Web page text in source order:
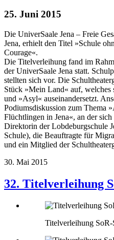
25. Juni 2015
Die UniverSaale Jena – Freie
Jena, erhielt den Titel »Schule
Courage«.
Die Titelverleihung fand im
der UniverSaale Jena statt.
stellten sich vor. Die
Stück »Mein Land« auf,
und »Asyl« auseinandersetzt.
Podiumsdiskussion zum Thema
Flüchtlingen in Jena«, an der
Direktorin der Lobdeburgschule
Schule), die Beauftragte für
und ein Mitglied der
30. Mai 2015
32. Titelverleihung
Titelverleihung